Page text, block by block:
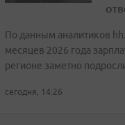
По данным аналитиков
месяцев 2026 года
регионе заметно
сегодня, 14:26